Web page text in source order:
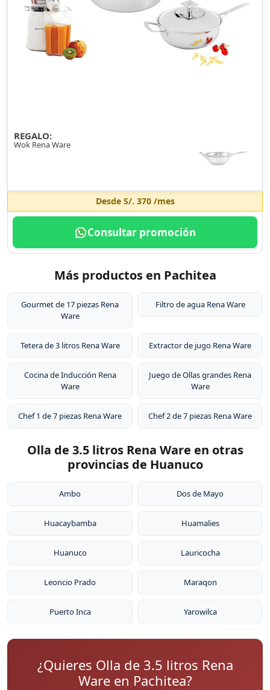
REGALO:
Wok Rena Ware
Desde S/. 370/mes
Consultar promoción
Más productos en Pachitea
Gourmet de 17 piezas Rena
Ware
Filtro de agua Rena Ware
Tetera de 3 litros Rena Ware Extractor de jugo Rena Ware
Cocina de Inducción Rena
Ware
Juego de Ollas grandes Rena
Ware
Chef 1 de 7 piezas Rena Ware Chef 2 de 7 piezas Rena Ware
Olla de 3.5 litros Rena Ware en otras
provincias de Huanuco
Ambo Dos de Mayo
Huacaybamba Huamalies
Huanuco Lauricocha
Leoncio Prado Maraqon
Puerto Inca Yarowilca
¿Quieres Olla de 3.5 litros Rena
Ware en Pachitea?